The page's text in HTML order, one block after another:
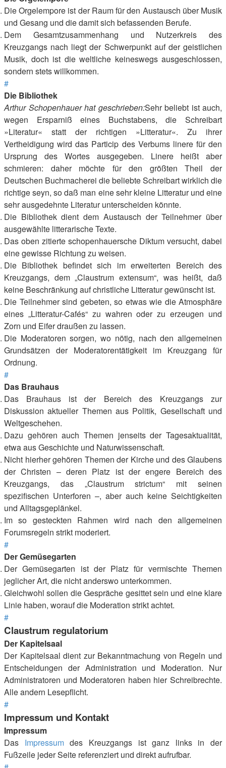
Die Orgelempore ist der Raum für den Austausch über Musik
und Gesang und die damit sich befassenden Berufe.
Dem Gesamtzusammenhang und Nutzerkreis des
Kreuzgangs nach liegt der Schwerpunkt auf der geistlichen
Musik, doch ist die weltliche keineswegs ausgeschlossen,
sondern stets willkommen.
#
Die Bibliothek
Arthur Schopenhauer hat geschrieben:Sehr beliebt ist auch,
wegen Ersparniß eines Buchstabens, die Schreibart
»Literatur« statt der richtigen »Litteratur«. Zu ihrer
Vertheidigung wird das Particip des Verbums linere für den
Ursprung des Wortes ausgegeben. Linere heißt aber
schmieren: daher möchte für den größten Theil der
Deutschen Buchmacherei die beliebte Schreibart wirklich die
richtige seyn, so daß man eine sehr kleine Litteratur und eine
sehr ausgedehnte Literatur unterscheiden könnte.
Die Bibliothek dient dem Austausch der Teilnehmer über
ausgewählte litterarische Texte.
Das oben zitierte schopenhauersche Diktum versucht, dabei
eine gewisse Richtung zu weisen.
Die Bibliothek befindet sich im erweiterten Bereich des
Kreuzgangs, dem „Claustrum extensum“, was heißt, daß
keine Beschränkung auf christliche Litteratur gewünscht ist.
Die Teilnehmer sind gebeten, so etwas wie die Atmosphäre
eines „Litteratur-Cafés“ zu wahren oder zu erzeugen und
Zorn und Eifer draußen zu lassen.
Die Moderatoren sorgen, wo nötig, nach den allgemeinen
Grundsätzen der Moderatorentätigkeit im Kreuzgang für
Ordnung.
#
Das Brauhaus
Das Brauhaus ist der Bereich des Kreuzgangs zur
Diskussion aktueller Themen aus Politik, Gesellschaft und
Weltgeschehen.
Dazu gehören auch Themen jenseits der Tagesaktualität,
etwa aus Geschichte und Naturwissenschaft.
Nicht hierher gehören Themen der Kirche und des Glaubens
der Christen – deren Platz ist der engere Bereich des
Kreuzgangs, das „Claustrum strictum“ mit seinen
spezifischen Unterforen –, aber auch keine Seichtigkeiten
und Alltagsgeplänkel.
Im so gesteckten Rahmen wird nach den allgemeinen
Forumsregeln strikt moderiert.
#
Der Gemüsegarten
Der Gemüsegarten ist der Platz für vermischte Themen
jeglicher Art, die nicht anderswo unterkommen.
Gleichwohl sollen die Gespräche gesittet sein und eine klare
Linie haben, worauf die Moderation strikt achtet.
#
Claustrum regulatorium
Der Kapitelsaal
Der Kapitelsaal dient zur Bekanntmachung von Regeln und
Entscheidungen der Administration und Moderation. Nur
Administratoren und Moderatoren haben hier Schreibrechte.
Alle andern Lesepflicht.
#
Impressum und Kontakt
Impressum
Das Impressumdes Kreuzgangs ist ganz links in der
Fußzeile jeder Seite referenziert und direkt aufrufbar.